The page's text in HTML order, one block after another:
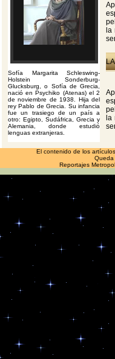
Sofía Margarita Schleswing-
Holstein Sonderburg-
Glucksburg, o Sofía de Grecia,
nació en Psychiko (Atenas) el 2
de noviembre de 1938. Hija del
rey Pablo de Grecia. Su infancia
fue un trasiego de un país a
otro: Egipto, Sudáfrica, Grecia y
Alemania, donde estudió
lenguas extranjeras.
la
la
El contenido de los
Queda
Reportajes